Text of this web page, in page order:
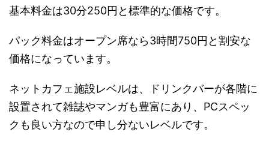
基本料金は30分250円と標準的な価格です。
パック料金はオープン席なら3時間750円と割安な
価格になっています。
ネットカフェ施設レベルは、ドリンクバーが各階に
設置されて雑誌やマンガも豊富にあり、PCスペッ
クも良い方なので申し分ないレベルです。